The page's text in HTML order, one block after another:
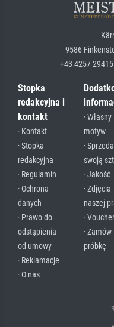
9586
+43 4257
Stopka
redakcyjna i
kontakt
· Kontakt
· Stopka
redakcyjna
· Regulamin
· Ochrona
danych
· Prawo do
odstąpienia
od umowy
· Reklamacje
· O nas
· Własny
motyw
·
swoją
· Jakość
· Zdjęcia
naszej
·
· Zamów
próbkę